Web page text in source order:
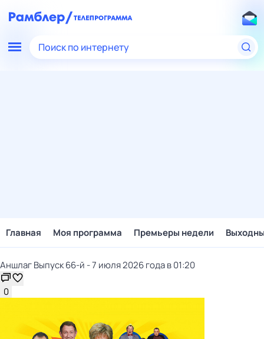
Поиск по интернету
Главная Моя программа Премьеры недели
Аншлаг Выпуск 66-й - 7 июля 2026 года в 01:20
0